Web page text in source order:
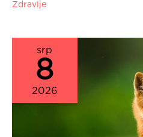
Zdravlje
srp
8
2026